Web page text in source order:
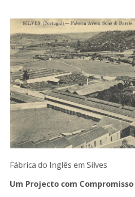
Fábrica do Inglês em Silves
Um Projecto com Compromisso